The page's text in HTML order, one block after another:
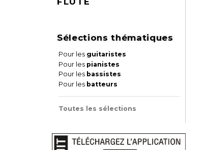
Sélections thématiques
Pour les guitaristes
Pour les pianistes
Pour les bassistes
Pour les batteurs
Toutes les sélections